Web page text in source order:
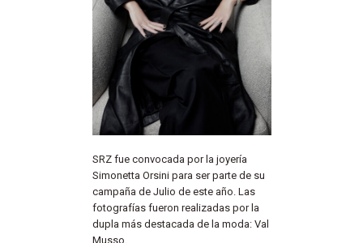
SRZ fue convocada por la joyería
Simonetta Orsini para ser parte de su
campaña de Julio de este año. Las
fotografías fueron realizadas por la
dupla más destacada de la moda: Val
Musso.